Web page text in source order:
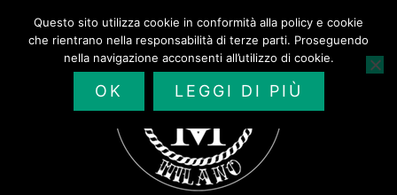
contenuto
Questo sito utilizza cookie in conformità alla policy e cookie
che rientrano nella responsabilità di terze parti. Proseguendo
nella navigazione acconsenti all’utilizzo di cookie.
OK LEGGI DI PIÙ